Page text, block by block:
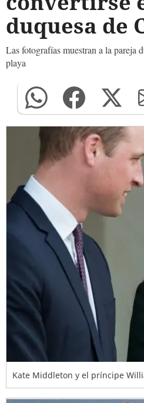
duquesa de
Las fotografías muestran a la pareja
playa
Kate Middleton y el príncipe